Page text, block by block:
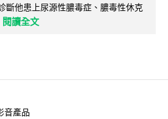
斷他患上尿源性膿毒症、膿毒性休克
閱讀全文
音產品